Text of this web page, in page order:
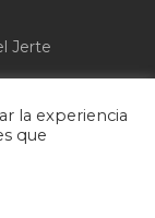
Jerte
la experiencia
que